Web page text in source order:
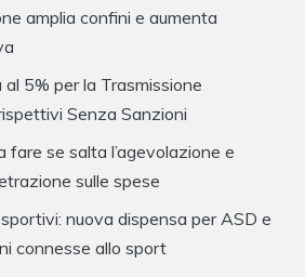
amplia confini e aumenta
5% per la Trasmissione
Senza Sanzioni
fare se salta l’agevolazione e
sulle spese
nuova dispensa per ASD e
connesse allo sport